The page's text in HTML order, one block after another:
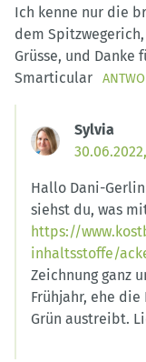
Ich kenne nur die
dem
Grüsse, und
Smarticular
Sylvia
Hallo Dani-
siehst du, was
https://
inhaltsstoffe/
Zeichnung ganz
Frühjahr, ehe
Grün austreibt.